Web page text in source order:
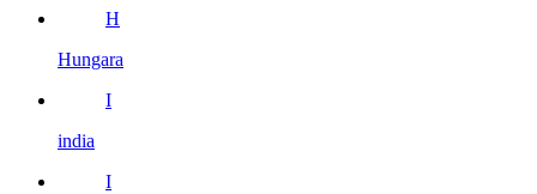
H
Hungara
I
india
I